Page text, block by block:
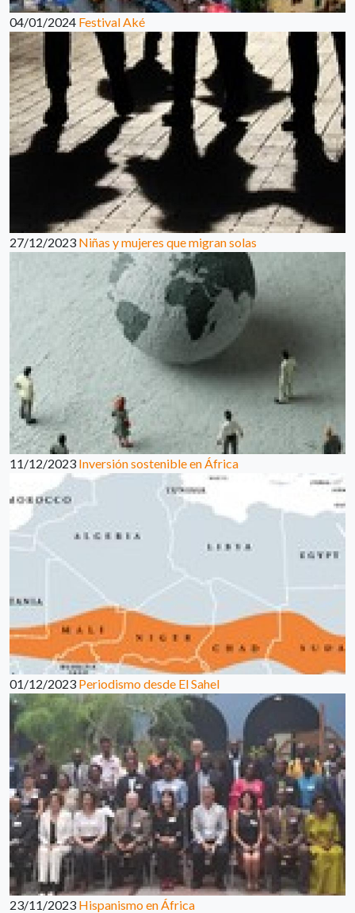
04/01/2024 Festival Aké
27/12/2023 Niñas y mujeres que migran solas
11/12/2023 Inversión sostenible en África
01/12/2023 Periodismo desde El Sahel
23/11/2023 Hispanismo en África